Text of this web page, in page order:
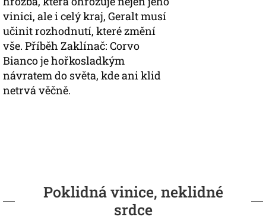
vinici, ale i celý kraj, Geralt musí
učinit rozhodnutí, které změní
vše. Příběh Zaklínač: Corvo
Bianco je hořkosladkým
návratem do světa, kde ani klid
netrvá věčně.
Poklidná vinice, neklidné
srdce